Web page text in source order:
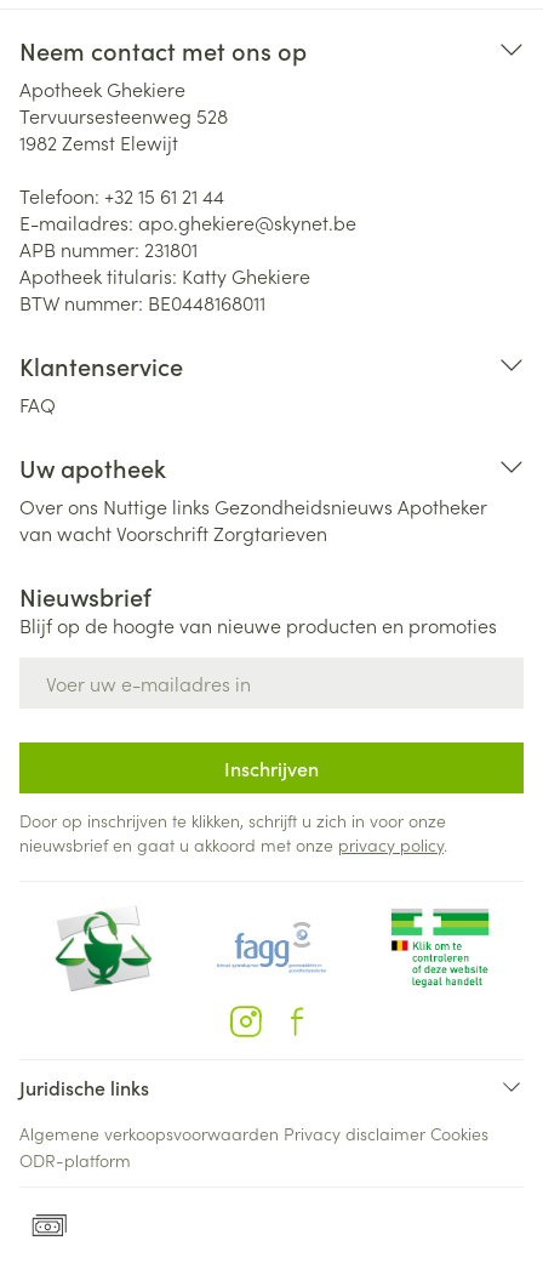
Neem contact met ons op
Apotheek Ghekiere
Tervuursesteenweg 528
1982 Zemst Elewijt
Telefoon: +32 15 61 21 44
E-mailadres: apo.ghekiere@skynet.be
APB nummer: 231801
Apotheek titularis: Katty Ghekiere
BTW nummer: BE0448168011
Klantenservice
FAQ
Uw apotheek
Over ons Nuttige links Gezondheidsnieuws Apotheker
van wachtVoorschriftZorgtarieven
Nieuwsbrief
Blijf op de hoogte van nieuwe producten en promoties
Inschrijven
Door op inschrijven te klikken, schrijft u zich in voor onze
nieuwsbrief en gaat u akkoord met onze privacy policy.
Juridische links
Algemene verkoopsvoorwaarden Privacy disclaimer Cookies
ODR-platform